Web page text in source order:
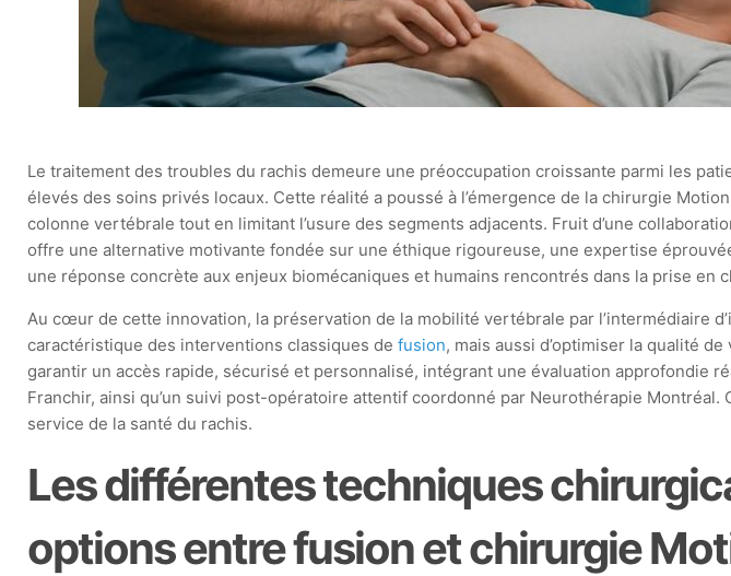
Le traitement des troubles du rachis demeure une préoccupation croissante parmi les
élevés des soins privés locaux. Cette réalité a poussé à l’émergence de la chirurgie
colonne vertébrale tout en limitant l’usure des segments adjacents. Fruit d’une
offre une alternative motivante fondée sur une éthique rigoureuse, une expertise
une réponse concrète aux enjeux biomécaniques et humains rencontrés dans la prise en
Au cœur de cette innovation, la préservation de la mobilité vertébrale par l’intermédiaire
caractéristique des interventions classiques defusion, mais aussi d’optimiser la qualité
garantir un accès rapide, sécurisé et personnalisé, intégrant une évaluation approfondie
Franchir, ainsi qu’un suivi post-opératoire attentif coordonné par Neurothérapie
service de la santé du rachis.
Les différentes techniques
options entre fusion et chirurgie